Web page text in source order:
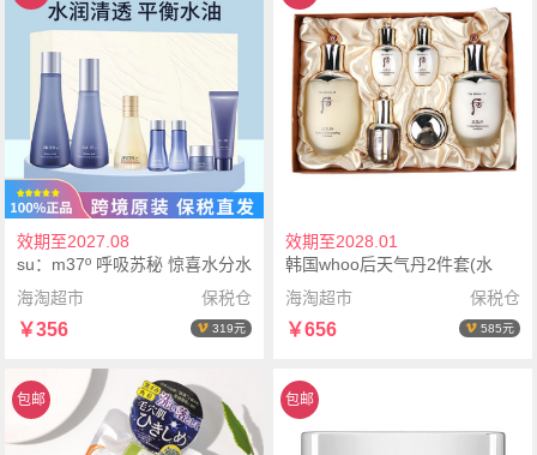
效期至2027.08
su：m37º 呼吸苏秘 惊喜水分水
乳套盒(水170ml+乳液
120ml+水20ml+乳液20ml+面霜
10ml+精华30ml+洗面奶40ml)
海淘超市 保税仓
￥356 319元
效期至2028.01
韩国whoo后天气丹2件套(水
150ml+乳110ml+水乳小样各
25ml+精华8ml+面霜10ml)
海淘超市 保税仓
￥656 585元
包邮 包邮